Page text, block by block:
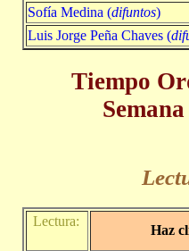
Sofía Medina (difuntos)
Luis Jorge Peña Chaves (
Tiempo
Lectura:
Haz